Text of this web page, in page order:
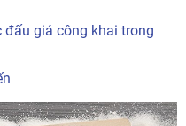
đấu giá công khai trong